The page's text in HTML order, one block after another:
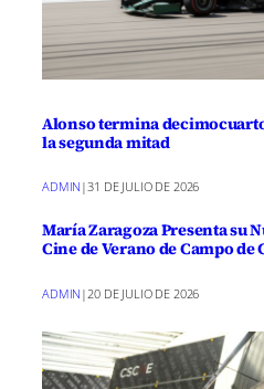
Alonso termina
la segunda mitad
ADMIN |31 DE JULIO DE 2026
María Zaragoza Presenta su
Cine de Verano de Campo de
ADMIN | 20 DE JULIO DE 2026